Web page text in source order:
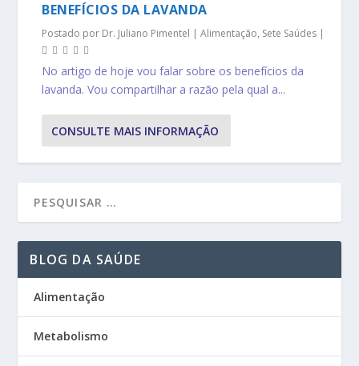
BENEFÍCIOS DA LAVANDA
Postado por Dr. Juliano Pimentel |Alimentação, Sete Saúdes |
No artigo de hoje vou falar sobre os benefícios da
lavanda. Vou compartilhar a razão pela qual a...
CONSULTE MAIS INFORMAÇÃO
BLOG DA SAÚDE
Alimentação
Metabolismo